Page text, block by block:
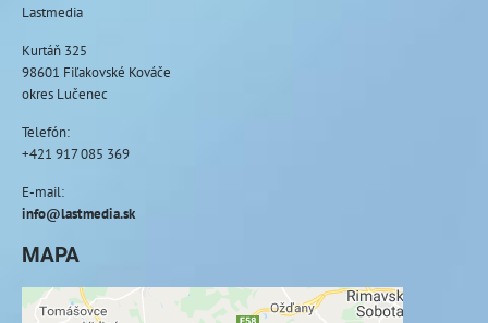
Lastmedia
Kurtáň 325
98601 Fiľakovské Kováče
okres Lučenec
Telefón:
+421 917 085 369
E-mail:
info@lastmedia.sk
MAPA